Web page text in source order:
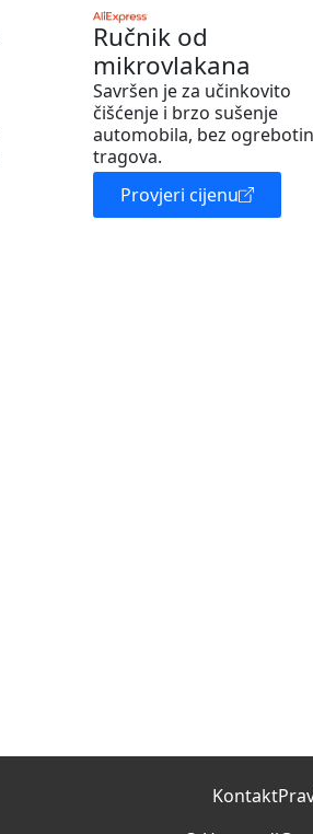
Ručnik od
mikrovlakana
Savršen je za učinkovito
čišćenje i brzo sušenje
automobila, bez
tragova.
Provjeri cijenu
Kontakt